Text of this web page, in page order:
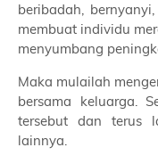
beribadah,
membuat individu
menyumbang
Maka mulailah
bersama keluarga.
tersebut dan terus
lainnya.